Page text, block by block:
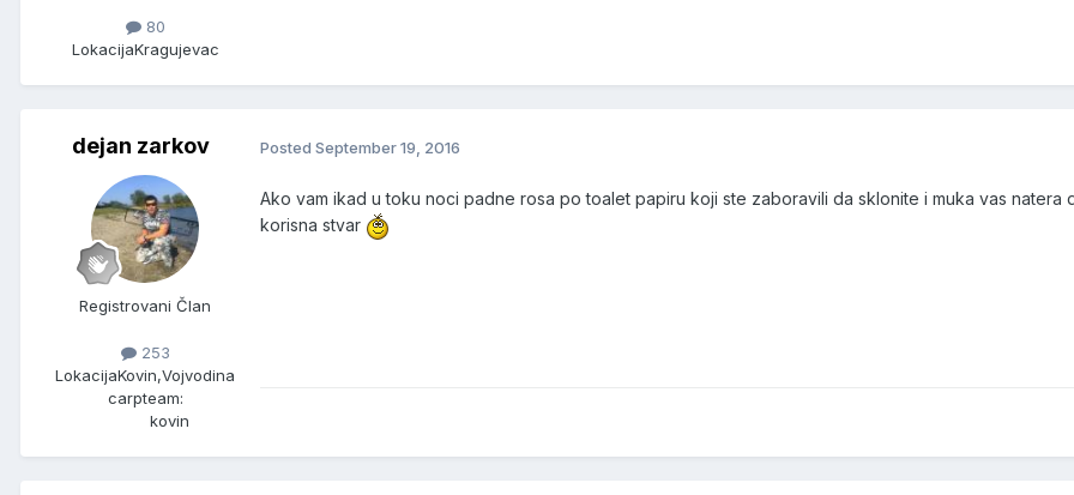
80
LokacijaKragujevac
dejan zarkov
Registrovani Član
253
LokacijaKovin,Vojvodina
carpteam:
kovin
Posted September 19, 2016
Ako vam ikad u toku noci padne rosa po toalet papiru koji ste zaboravili da sklonite i muka vas
korisna stvar